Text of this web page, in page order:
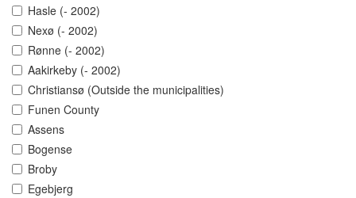
Hasle (- 2002)
Nexø (- 2002)
Rønne (- 2002)
Aakirkeby (- 2002)
Christiansø (Outside the municipalities)
Funen County
Assens
Bogense
Broby
Egebjerg